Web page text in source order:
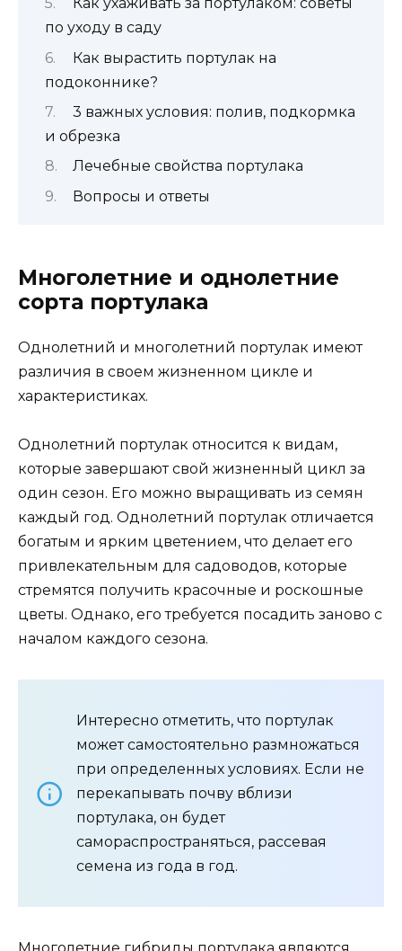
Как ухаживать за портулаком: советы
по уходу в саду
Как вырастить портулак на
подоконнике?
3 важных условия: полив, подкормка
и обрезка
Лечебные свойства портулака
Вопросы и ответы
Многолетние и однолетние
сорта портулака
Однолетний и многолетний портулак имеют
различия в своем жизненном цикле и
характеристиках.
Однолетний портулак относится к видам,
которые завершают свой жизненный цикл за
один сезон. Его можно выращивать из семян
каждый год. Однолетний портулак отличается
богатым и ярким цветением, что делает его
привлекательным для садоводов, которые
стремятся получить красочные и роскошные
цветы. Однако, его требуется посадить заново с
началом каждого сезона.
Интересно отметить, что портулак
может самостоятельно размножаться
при определенных условиях. Если не
перекапывать почву вблизи
портулака, он будет
самораспространяться, рассевая
семена из года в год.